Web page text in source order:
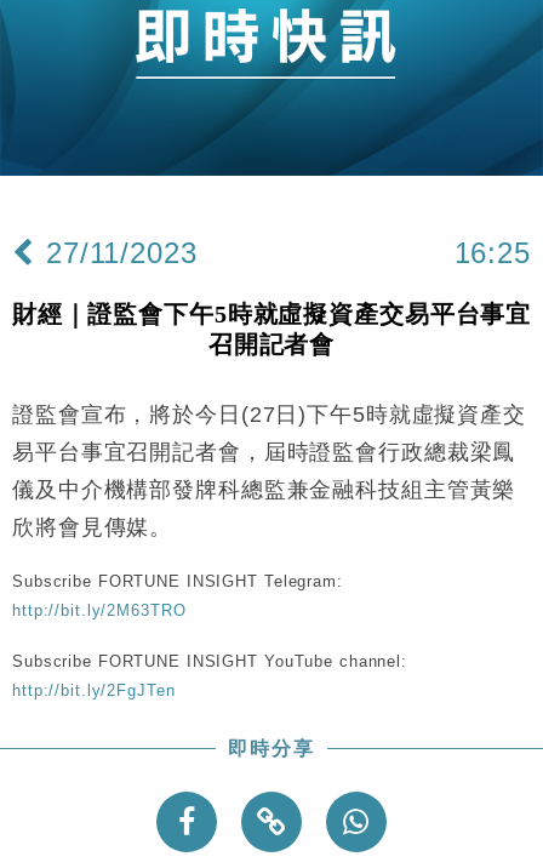
財經｜恒隆10月換帥 玩具「反」斗城亞洲CEO蔡德
15:11
財經｜韓股反覆波動收跌 連挫7周創逾3年最長跌勢
財經｜內地7月美元計價出口增近24%勝預期 貿易順
11:12
國際｜特朗普料美伊戰事快結束 承認部分彈藥庫存緊
15:59
財經｜SA售股自救後再出手 斥4億美元押注未上市公
47仙
17:33
財經｜滙豐上調香港今年GDP預測至4.5% 看好貿易
及消費表現
本地｜假冒內地執法人員要求交「保證金」 43歲女子
損失近6900萬元
16:05
粦接任
15:11
財經｜韓股反覆波動收跌 連挫7周創逾3年最長跌勢
13:44
財經｜內地7月美元計價出口增近24%勝預期 貿易順
財經｜日本春季三度入市撐日圓 4月單日斥6.28萬億
日圓干預創新高
27/11/2023 16:25
財經｜證監會下午5時就虛擬資產交易平台事宜
召開記者會
證監會宣布，將於今日(27日)下午5時就虛擬資產交
易平台事宜召開記者會，屆時證監會行政總裁梁鳳
儀及中介機構部發牌科總監兼金融科技組主管黃樂
欣將會見傳媒。
Subscribe FORTUNE INSIGHT Telegram:
http://bit.ly/2M63TRO
Subscribe FORTUNE INSIGHT YouTube channel:
http://bit.ly/2FgJTen
即時分享